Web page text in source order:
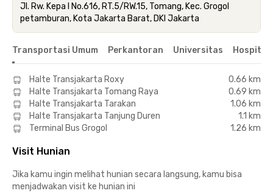
Jl. Rw. Kepa I No.616, RT.5/RW.15, Tomang, Kec. Grogol
petamburan, Kota Jakarta Barat, DKI Jakarta
Transportasi Umum Perkantoran Universitas Hospital
Halte Transjakarta Roxy
0.66 km
Halte Transjakarta Tomang Raya
0.69 km
Halte Transjakarta Tarakan
1.06 km
Halte Transjakarta Tanjung Duren
1.1 km
Terminal Bus Grogol
1.26 km
Visit Hunian
Jika kamu ingin melihat hunian secara langsung, kamu bisa
menjadwakan visit ke hunian ini